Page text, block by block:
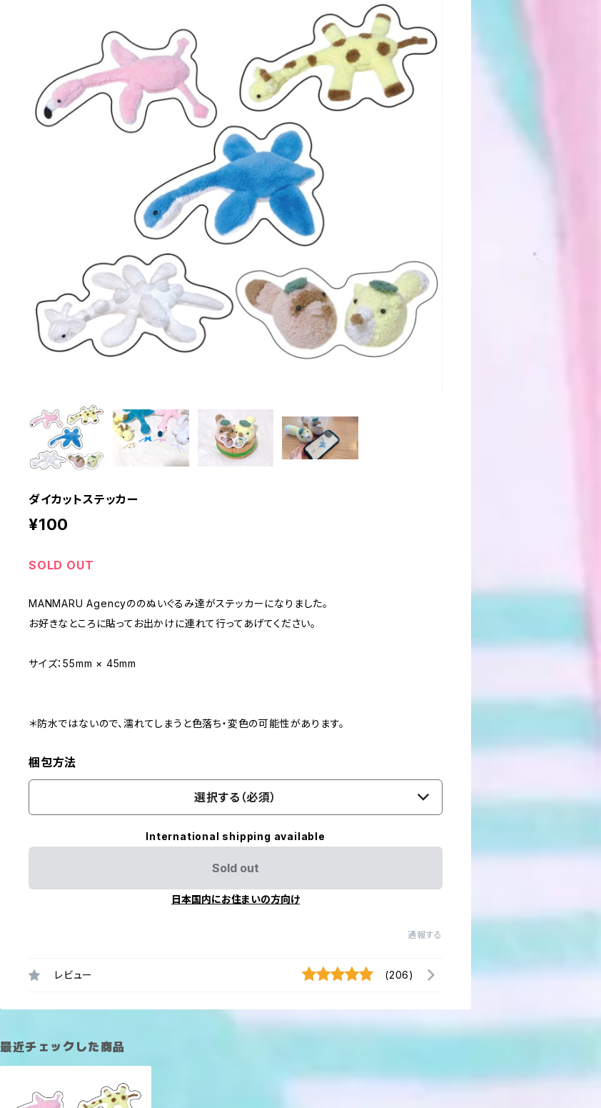
ダイカットステッカー
¥100
SOLD OUT
MANMARU Agencyののぬいぐるみ達がステッカーになりました。
お好きなところに貼ってお出かけに連れて行ってあげてください。
サイズ：55mm × 45mm
＊防水ではないので、濡れてしまうと色落ち・変色の可能性があります。
梱包方法
選択する（必須）
International shipping available
Sold out
日本国内にお住まいの方向け
通報する
レビュー (206)
最近チェックした商品